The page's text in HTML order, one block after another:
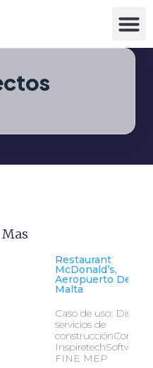
Mas
Restaurant
McDonald’s,
Aeropuerto De
Malta
Caso de uso: Diseño
servicios de
InspiretechSoftware:
FINE MEP